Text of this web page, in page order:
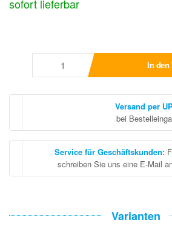
sofort lieferbar
In den
Versand per
bei
Service für Geschäftskunden:
schreiben Sie uns eine E-Mail
Varianten